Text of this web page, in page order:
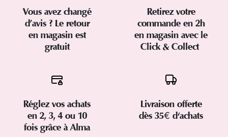
Vous avez changé
d’avis ? Le retour
en magasin est
gratuit
Retirez votre
commande en 2h
en magasin avec le
Click & Collect
Réglez vos achats
en 2, 3, 4 ou 10
fois grâce à Alma
Livraison offerte
dès 35€ d'achats